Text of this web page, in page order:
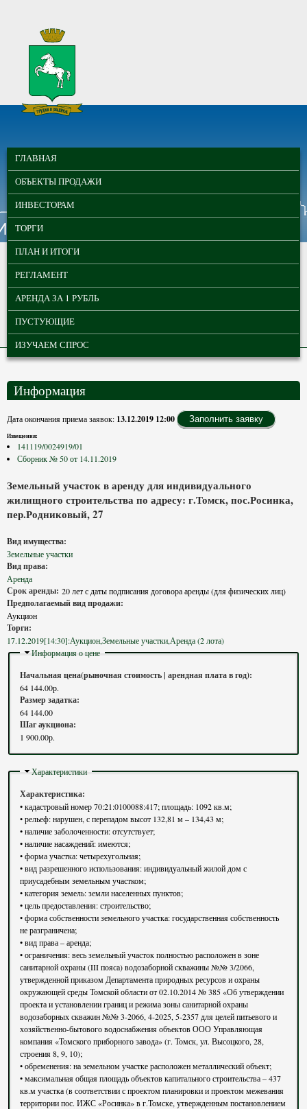
МУНИЦИПАЛЬНЫЕ
ТОРГИ ГОРОДА
ТОМСКА
ГЛАВНОЕ МЕНЮ
ГЛАВНАЯ
ОБЪЕКТЫ ПРОДАЖИ
ИНВЕСТОРАМ
ТОРГИ
ПЛАН И ИТОГИ
РЕГЛАМЕНТ
АРЕНДА ЗА 1 РУБЛЬ
ПУСТУЮЩИЕ
ИЗУЧАЕМ СПРОС
Информация
Дата окончания приема заявок: 13.12.2019 12:00 Заполнить заявку
Извещения:
141119/0024919/01
Сборник № 50 от 14.11.2019
Земельный участок в аренду для индивидуального
жилищного строительства по адресу: г.Томск, пос.Росинка,
пер.Родниковый, 27
Вид имущества:
Земельные участки
Вид права:
Аренда
Срок аренды: 20 лет с даты подписания договора аренды (для физических лиц)
Предполагаемый вид продажи:
Аукцион
Торги:
17.12.2019[14:30]:Аукцион,Земельные участки,Аренда (2 лота)
Скрыть
Информация о цене
Начальная цена(рыночная стоимость | арендная плата в год):
64 144.00р.
Размер задатка:
64 144.00
Шаг аукциона:
1 900.00р.
Скрыть
Характеристики
Характеристика:
• кадастровый номер 70:21:0100088:417; площадь: 1092 кв.м;
• рельеф: нарушен, с перепадом высот 132,81 м – 134,43 м;
• наличие заболоченности: отсутствует;
• наличие насаждений: имеются;
• форма участка: четырехугольная;
• вид разрешенного использования: индивидуальный жилой дом с
приусадебным земельным участком;
• категория земель: земли населенных пунктов;
• цель предоставления: строительство;
• форма собственности земельного участка: государственная собственность
не разграничена;
• вид права – аренда;
• ограничения: весь земельный участок полностью расположен в зоне
санитарной охраны (III пояса) водозаборной скважины №№ 3/2066,
утвержденной приказом Департамента природных ресурсов и охраны
окружающей среды Томской области от 02.10.2014 № 385 «Об утверждении
проекта и установлении границ и режима зоны санитарной охраны
водозаборных скважин №№ 3-2066, 4-2025, 5-2357 для целей питьевого и
хозяйственно-бытового водоснабжения объектов ООО Управляющая
компания «Томского приборного завода» (г. Томск, ул. Высоцкого, 28,
строения 8, 9, 10);
• обременения: на земельном участке расположен металлический объект;
• максимальная общая площадь объектов капитального строительства – 437
кв.м участка (в соответствии с проектом планировки и проектом межевания
территории пос. ИЖС «Росинка» в г.Томске, утвержденным постановлением